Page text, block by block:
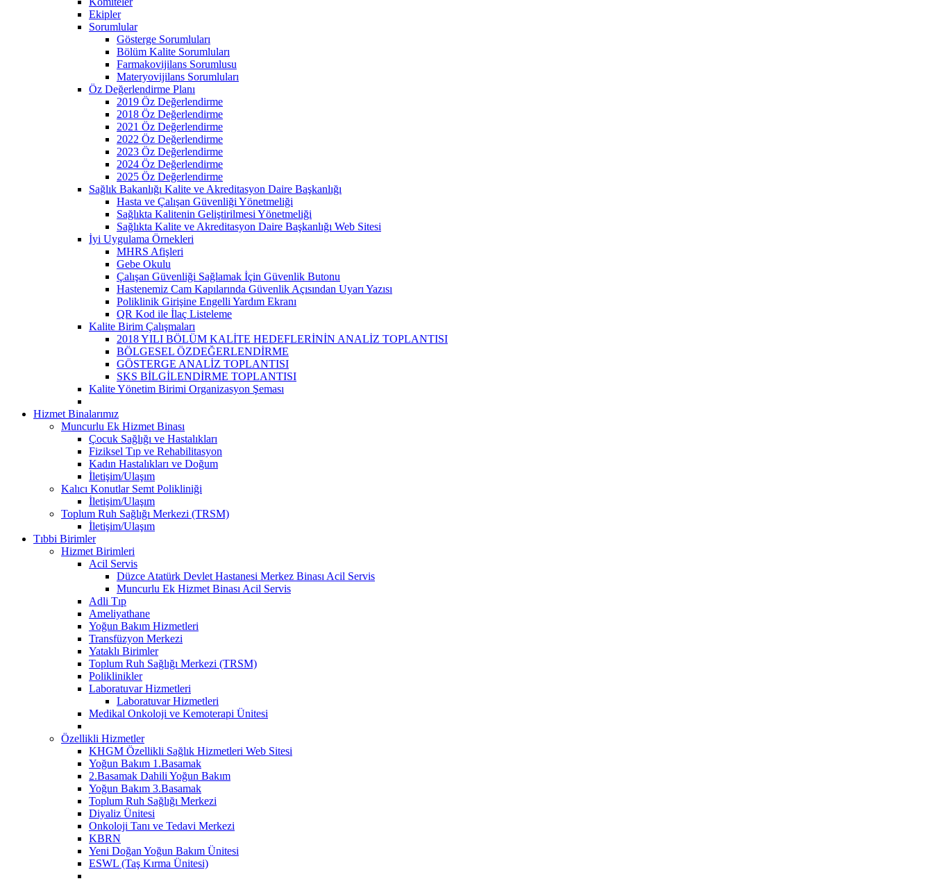
Ekipler
Sorumlular
Gösterge Sorumluları
Bölüm Kalite Sorumluları
Farmakovijilans Sorumlusu
Materyovijilans Sorumluları
Öz Değerlendirme Planı
2019 Öz Değerlendirme
2018 Öz Değerlendirme
2021 Öz Değerlendirme
2022 Öz Değerlendirme
2023 Öz Değerlendirme
2024 Öz Değerlendirme
2025 Öz Değerlendirme
Sağlık Bakanlığı Kalite ve Akreditasyon Daire Başkanlığı
Hasta ve Çalışan Güvenliği Yönetmeliği
Sağlıkta Kalitenin Geliştirilmesi Yönetmeliği
Sağlıkta Kalite ve Akreditasyon Daire Başkanlığı Web Sitesi
İyi Uygulama Örnekleri
MHRS Afişleri
Gebe Okulu
Çalışan Güvenliği Sağlamak İçin Güvenlik Butonu
Hastenemiz Cam Kapılarında Güvenlik Açısından Uyarı Yazısı
Poliklinik Girişine Engelli Yardım Ekranı
QR Kod ile İlaç Listeleme
Kalite Birim Çalışmaları
2018 YILI BÖLÜM KALİTE HEDEFLERİNİN ANALİZ TOPLANTISI
BÖLGESEL ÖZDEĞERLENDİRME
GÖSTERGE ANALİZ TOPLANTISI
SKS BİLGİLENDİRME TOPLANTISI
Kalite Yönetim Birimi Organizasyon Şeması
Hizmet Binalarımız
Muncurlu Ek Hizmet Binası
Çocuk Sağlığı ve Hastalıkları
Fiziksel Tıp ve Rehabilitasyon
Kadın Hastalıkları ve Doğum
İletişim/Ulaşım
Kalıcı Konutlar Semt Polikliniği
İletişim/Ulaşım
Toplum Ruh Sağlığı Merkezi (TRSM)
İletişim/Ulaşım
Tıbbi Birimler
Hizmet Birimleri
Acil Servis
Düzce Atatürk Devlet Hastanesi Merkez Binası Acil Servis
Muncurlu Ek Hizmet Binası Acil Servis
Adli Tıp
Ameliyathane
Yoğun Bakım Hizmetleri
Transfüzyon Merkezi
Yataklı Birimler
Toplum Ruh Sağlığı Merkezi (TRSM)
Poliklinikler
Laboratuvar Hizmetleri
Laboratuvar Hizmetleri
Medikal Onkoloji ve Kemoterapi Ünitesi
Özellikli Hizmetler
KHGM Özellikli Sağlık Hizmetleri Web Sitesi
Yoğun Bakım 1.Basamak
2.Basamak Dahili Yoğun Bakım
Yoğun Bakım 3.Basamak
Toplum Ruh Sağlığı Merkezi
Diyaliz Ünitesi
Onkoloji Tanı ve Tedavi Merkezi
KBRN
Yeni Doğan Yoğun Bakım Ünitesi
ESWL (Taş Kırma Ünitesi)